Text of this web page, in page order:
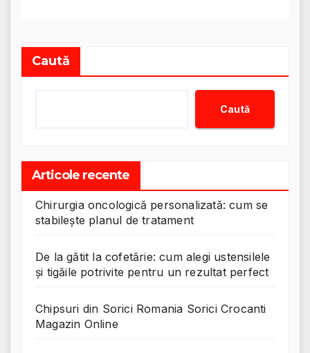
Caută
Caută
Articole recente
Chirurgia oncologică personalizată: cum se
stabilește planul de tratament
De la gătit la cofetărie: cum alegi ustensilele
și tigăile potrivite pentru un rezultat perfect
Chipsuri din Sorici Romania Sorici Crocanti
Magazin Online